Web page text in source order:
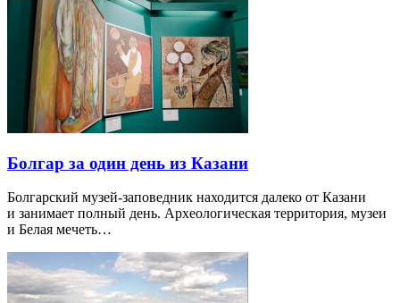
Болгар за один день из Казани
Болгарский музей-заповедник находится далеко от Казани
и занимает полный день. Археологическая территория, музеи
и Белая мечеть…